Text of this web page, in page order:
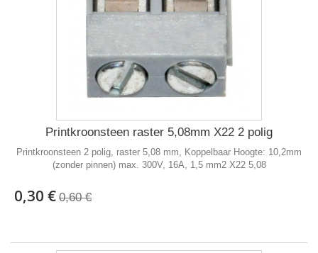
Printkroonsteen raster 5,08mm X22 2 polig
Printkroonsteen 2 polig, raster 5,08 mm, Koppelbaar Hoogte: 10,2mm
(zonder pinnen) max. 300V, 16A, 1,5 mm2 X22 5,08
0,30 € 0,60 €